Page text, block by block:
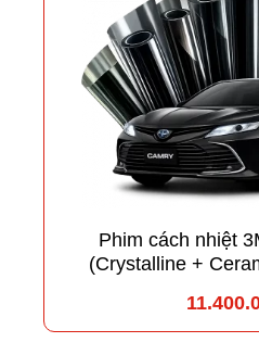
Phim cách nhiệt
(Crystalline +